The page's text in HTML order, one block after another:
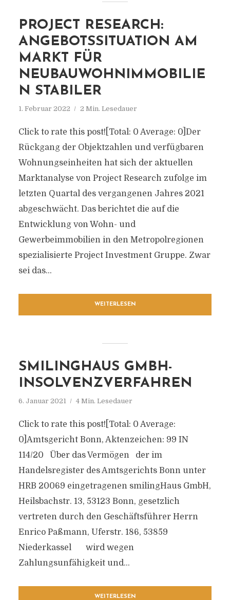
PROJECT RESEARCH:
ANGEBOTSSITUATION AM
MARKT FÜR
NEUBAUWOHNIMMOBILIE
N STABILER
1. Februar 2022 2 Min. Lesedauer
Click to rate this post![Total: 0 Average: 0]Der
Rückgang der Objektzahlen und verfügbaren
Wohnungseinheiten hat sich der aktuellen
Marktanalyse von Project Research zufolge im
letzten Quartal des vergangenen Jahres 2021
abgeschwächt. Das berichtet die auf die
Entwicklung von Wohn- und
Gewerbeimmobilien in den Metropolregionen
spezialisierte Project Investment Gruppe. Zwar
sei das...
WEITERLESEN
SMILINGHAUS GMBH-
INSOLVENZVERFAHREN
6. Januar 2021 4 Min. Lesedauer
Click to rate this post![Total: 0 Average:
0]Amtsgericht Bonn, Aktenzeichen: 99 IN
114/20 Über das Vermögen der im
Handelsregister des Amtsgerichts Bonn unter
HRB 20069 eingetragenen smilingHaus GmbH,
Heilsbachstr. 13, 53123 Bonn, gesetzlich
vertreten durch den Geschäftsführer Herrn
Enrico Paßmann, Uferstr. 186, 53859
Niederkassel wird wegen
Zahlungsunfähigkeit und...
WEITERLESEN